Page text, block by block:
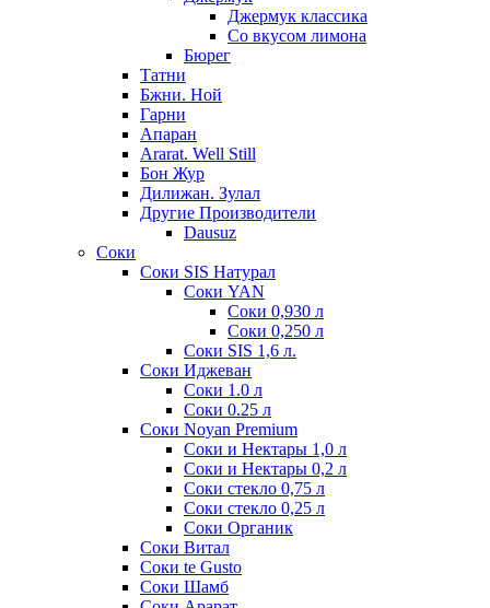
Джермук классика
Со вкусом лимона
Бюрег
Татни
Бжни. Ной
Гарни
Апаран
Ararat. Well Still
Бон Жур
Дилижан. Зулал
Другие Производители
Dausuz
Соки
Соки SIS Натурал
Соки YAN
Соки 0,930 л
Соки 0,250 л
Соки SIS 1,6 л.
Соки Иджеван
Соки 1.0 л
Соки 0.25 л
Соки Noyan Premium
Соки и Нектары 1,0 л
Соки и Нектары 0,2 л
Соки стекло 0,75 л
Соки стекло 0,25 л
Соки Органик
Соки Витал
Соки te Gusto
Соки Шамб